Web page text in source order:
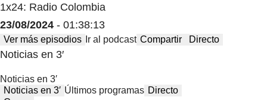
1x24: Radio Colombia
23/08/2024 - 01:38:13
Ver más episodios Ir al podcast Compartir Directo
Noticias en 3′
Noticias en 3′
Noticias en 3′ Últimos programas Directo